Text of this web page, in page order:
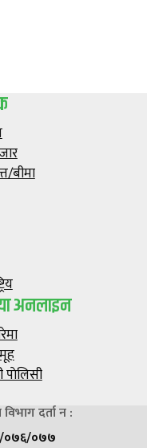
बीमा
अनलाइन
पाेलिसी
दर्ता न :
०७६/०७७